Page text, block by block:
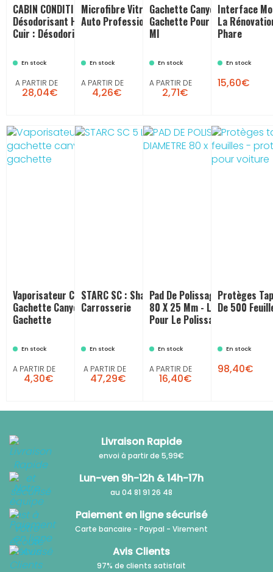
CABIN CONDITIONER -
Désodorisant Habitacle Parfum
Cuir : Désodorisant Auto
En stock
A PARTIR DE
28,04€
Microfibre Vitres : Microfibre
Auto Professionnelle
En stock
A PARTIR DE
4,26€
Gachette Canyon : Couleur
Gachette Pour Vaporisateur
Ml
En stock
A PARTIR DE
2,71€
Interface
La
Phare
En stock
15,60€
Vaporisateur Couleur 600 Ml +
Gachette Canyon : Vaporisateur À
Gachette
En stock
A PARTIR DE
4,30€
STARC SC : Shampoing
Carrosserie
En stock
A PARTIR DE
47,29€
Pad De Polissage FLEX
80 X 25 Mm - Lot De 2
Pour Le Polissage
En stock
A PARTIR DE
16,40€
Protèges
De 500
En stock
98,40€
Livraison Rapide
envoi à partir de 5,99€
Lun-ven 9h-12h & 14h-17h
au 04 81 91 26 48
Paiement en ligne sécurisé
Carte bancaire - Paypal - Virement
Avis Clients
97% de clients satisfait